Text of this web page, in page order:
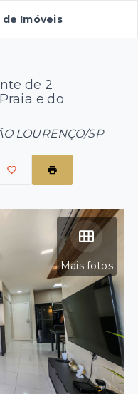
Imóveis
de 2
e do
LOURENÇO/SP
Mais fotos